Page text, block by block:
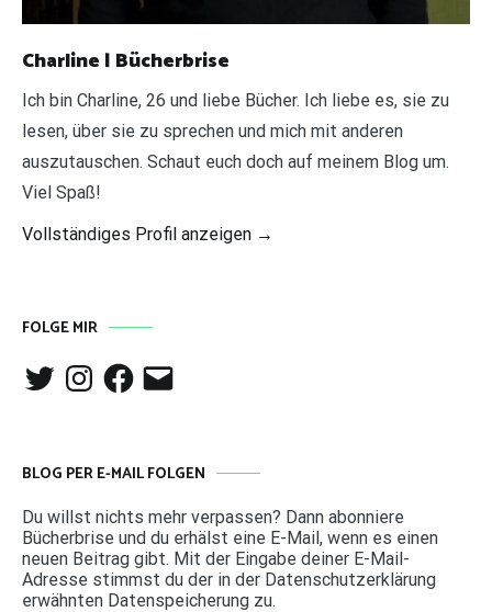
Charline | Bücherbrise
Ich bin Charline, 26 und liebe Bücher. Ich liebe es, sie zu
lesen, über sie zu sprechen und mich mit anderen
auszutauschen. Schaut euch doch auf meinem Blog um.
Viel Spaß!
Vollständiges Profil anzeigen →
FOLGE MIR
TwitterInstagramFacebook
E-
Mail
BLOG PER E-MAIL FOLGEN
Du willst nichts mehr verpassen? Dann abonniere
Bücherbrise und du erhälst eine E-Mail, wenn es einen
neuen Beitrag gibt. Mit der Eingabe deiner E-Mail-
Adresse stimmst du der in der Datenschutzerklärung
erwähnten Datenspeicherung zu.